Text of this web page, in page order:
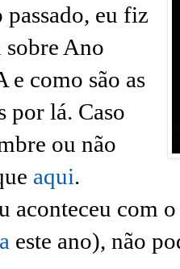
eu fiz
sobre Ano
e como são as
por lá. Caso
ou não
aqui.
aconteceu com
este ano), não